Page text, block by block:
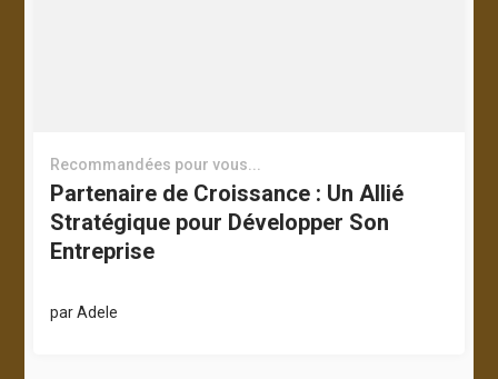
Recommandées pour vous...
Partenaire de Croissance : Un Allié
Stratégique pour Développer Son
Entreprise
parAdele